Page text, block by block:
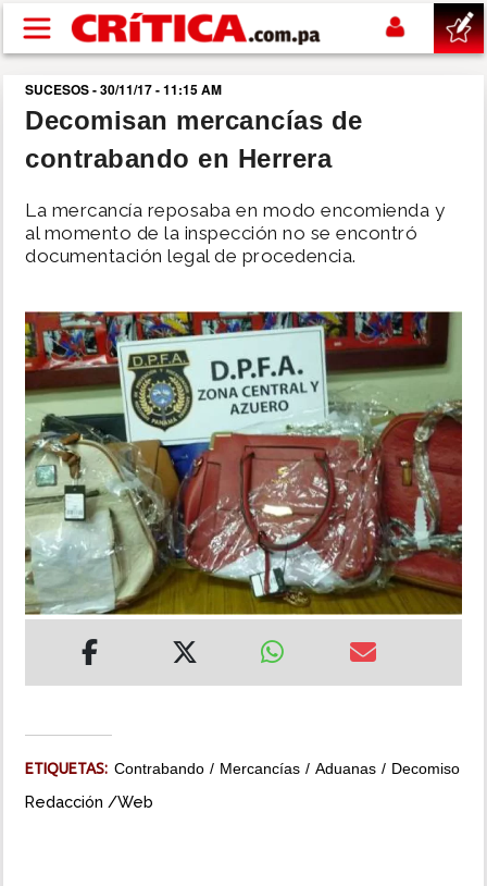
Pasar al contenido principal
buscar
SUCESOS
NACIONAL
SHOW
DEPORTES
MUNDO
INSÓLITAS
MULTIMEDIA
IMPRESO
SUCESOS - 30/11/17 - 11:15 AM
Decomisan mercancías de
contrabando en Herrera
La mercancía reposaba en modo encomienda y
al momento de la inspección no se encontró
documentación legal de procedencia.
ETIQUETAS: Contrabando Mercancías Aduanas Decomiso
Redacción /Web